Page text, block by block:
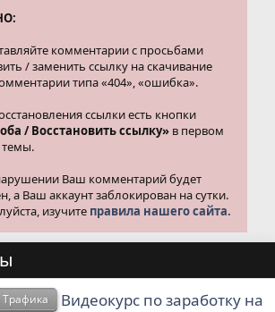
комментарии с просьбами
/ заменить ссылку на скачивание
типа «404», «ошибка».
ссылки есть кнопки
/ Восстановить ссылку» в первом
темы.
Ваш комментарий будет
а Ваш аккаунт заблокирован на сутки.
изучите правила нашего сайта.
Видеокурс по заработку на